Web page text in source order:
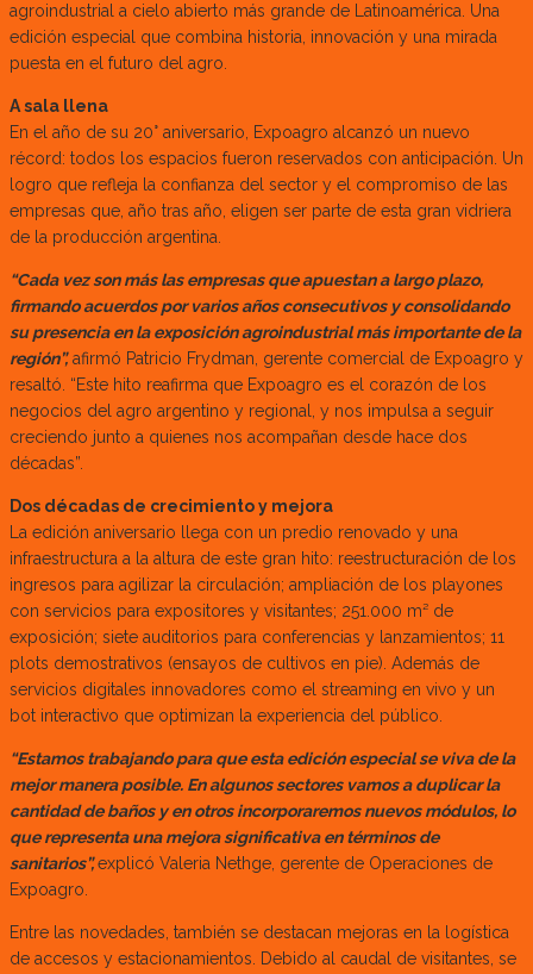
agroindustrial a cielo abierto más grande de Latinoamérica. Una
edición especial que combina historia, innovación y una mirada
puesta en el futuro del agro.
A sala llena
En el año de su 20° aniversario, Expoagro alcanzó un nuevo
récord: todos los espacios fueron reservados con anticipación. Un
logro que refleja la confianza del sector y el compromiso de las
empresas que, año tras año, eligen ser parte de esta gran vidriera
de la producción argentina.
“Cada vez son más las empresas que apuestan a largo plazo,
firmando acuerdos por varios años consecutivos y consolidando
su presencia en la exposición agroindustrial más importante de la
región”,afirmó Patricio Frydman, gerente comercial de Expoagro y
resaltó. “Este hito reafirma que Expoagro es el corazón de los
negocios del agro argentino y regional, y nos impulsa a seguir
creciendo junto a quienes nos acompañan desde hace dos
décadas”.
Dos décadas de crecimiento y mejora
La edición aniversario llega con un predio renovado y una
infraestructura a la altura de este gran hito: reestructuración de los
ingresos para agilizar la circulación; ampliación de los playones
con servicios para expositores y visitantes; 251.000 m² de
exposición; siete auditorios para conferencias y lanzamientos; 11
plots demostrativos (ensayos de cultivos en pie). Además de
servicios digitales innovadores como el streaming en vivo y un
bot interactivo que optimizan la experiencia del público.
“Estamos trabajando para que esta edición especial se viva de la
mejor manera posible. En algunos sectores vamos a duplicar la
cantidad de baños y en otros incorporaremos nuevos módulos, lo
que representa una mejora significativa en términos de
sanitarios”,explicó Valeria Nethge, gerente de Operaciones de
Expoagro.
Entre las novedades, también se destacan mejoras en la logística
de accesos y estacionamientos. Debido al caudal de visitantes, se